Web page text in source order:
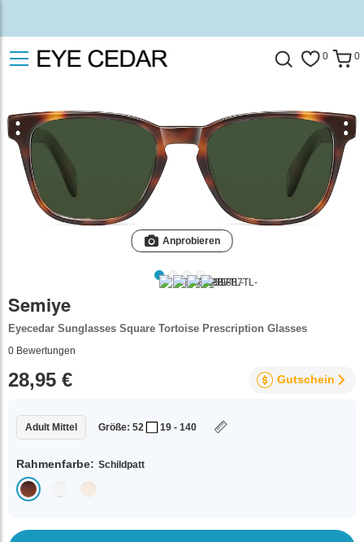
0 0
Anprobieren
Semiye
Eyecedar Sunglasses Square Tortoise Prescription Glasses
0 Bewertungen
28,95 € Gutschein
Adult Mittel Größe: 52 19 - 140
Rahmenfarbe: Schildpatt